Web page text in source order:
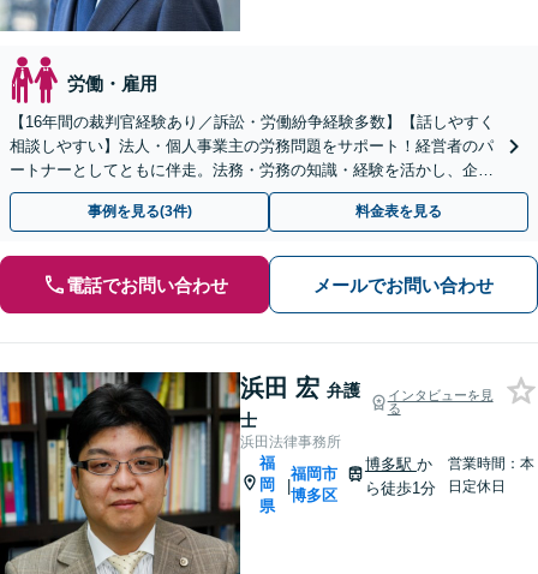
労働・雇用
【16年間の裁判官経験あり／訴訟・労働紛争経験多数】【話しやすく
相談しやすい】法人・個人事業主の労務問題をサポート！経営者のパ
ートナーとしてともに伴走。法務・労務の知識・経験を活かし、企業
側に立って御社の労働問題の解決に尽力します。
事例を見る(3件) 料金表を見る
電話でお問い合わせ メールでお問い合わせ
浜田 宏 弁護
士
インタビューを見
る
浜田法律事務所
福
岡
県
|
福岡市
博多区
博多駅 か
ら徒歩1分
営業時間：本
日定休日